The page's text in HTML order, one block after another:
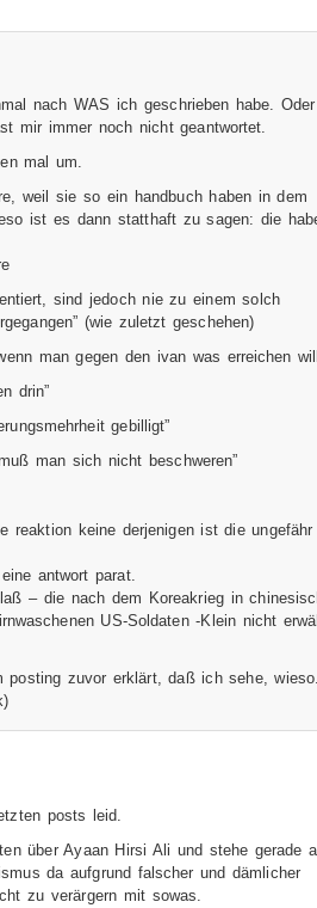
nach WAS ich geschrieben habe.
mir immer noch nicht geantwortet.
mal um.
weil sie so ein handbuch haben in dem
ist es dann statthaft zu sagen: die
sind jedoch nie zu einem solch
(wie zuletzt geschehen)
man gegen den ivan was erreichen
drin”
gebilligt”
man sich nicht beschweren”
reaktion keine derjenigen ist die ungefähr
antwort parat.
– die nach dem Koreakrieg in
US-Soldaten -Klein nicht
posting zuvor erklärt, daß ich sehe,
posts leid.
über Ayaan Hirsi Ali und stehe gerade
da aufgrund falscher und dämlicher
zu verärgern mit sowas.